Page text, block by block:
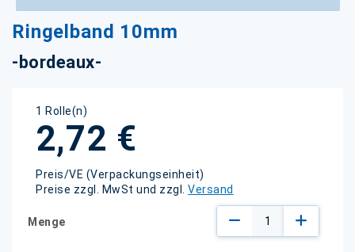
Ringelband 10mm
-bordeaux-
1 Rolle(n)
2,72 €
Preis/VE (Verpackungseinheit)
Preise zzgl. MwSt und zzgl. Versand
Menge
Zum
Anfang
der
Bildgalerie